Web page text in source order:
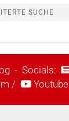
SUCHE
- Socials:
/ Youtube